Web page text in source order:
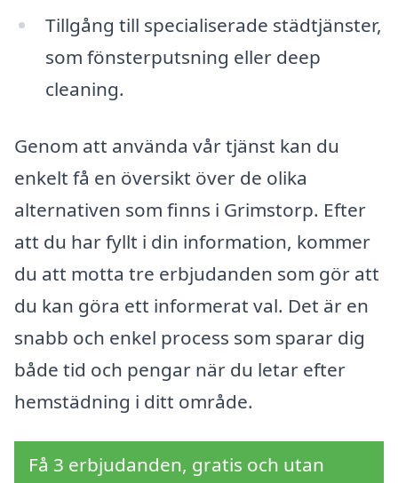
Tillgång till specialiserade städtjänster,
som fönsterputsning eller deep
cleaning.
Genom att använda vår tjänst kan du
enkelt få en översikt över de olika
alternativen som finns i Grimstorp. Efter
att du har fyllt i din information, kommer
du att motta tre erbjudanden som gör att
du kan göra ett informerat val. Det är en
snabb och enkel process som sparar dig
både tid och pengar när du letar efter
hemstädning i ditt område.
Få 3 erbjudanden, gratis och utan